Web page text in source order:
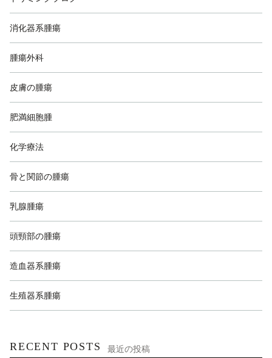
消化器系腫瘍
腫瘍外科
皮膚の腫瘍
肥満細胞腫
化学療法
骨と関節の腫瘍
乳腺腫瘍
頭頸部の腫瘍
造血器系腫瘍
生殖器系腫瘍
RECENT POSTS 最近の投稿